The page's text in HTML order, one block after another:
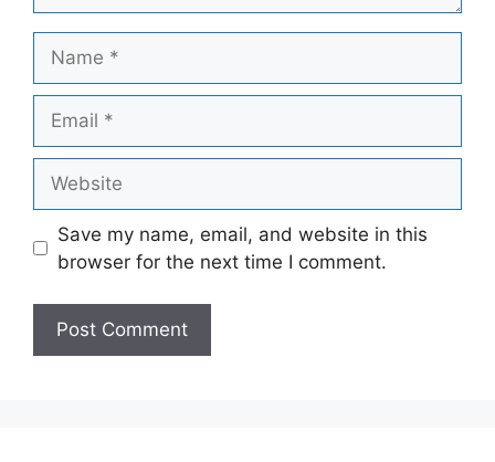
Save my name, email, and website in this
browser for the next time I comment.